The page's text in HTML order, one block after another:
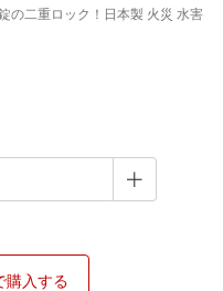
の二重ロック！日本製 火災 水害
購入する